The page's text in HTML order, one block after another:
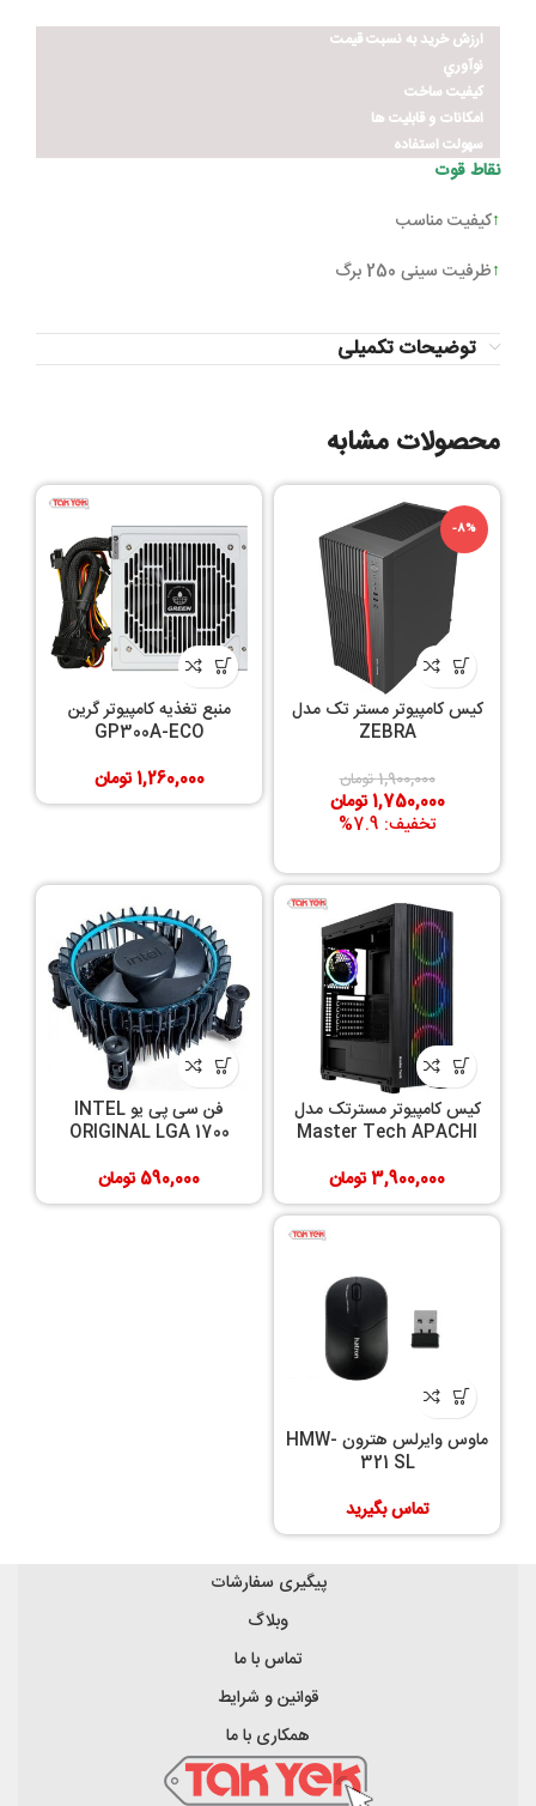
ارزش خريد به نسبت قيمت
نوآوري
کيفيت ساخت
امکانات و قابليت ها
سهولت استفاده
نقاط قوت
↑کيفيت مناسب
↑ظرفیت سینی 250 برگ
توضیحات تکمیلی
محصولات مشابه
-8%
کیس کامپیوتر مستر تک مدل
ZEBRA
1,900,000تومان
1,750,000تومان
تخفیف: 7.9%
منبع تغذيه کامپيوتر گرين
GP300A-ECO
1,260,000تومان
کیس کامپیوتر مسترتک مدل
Master Tech APACHI
3,900,000تومان
فن سی پی یو INTEL
ORIGINAL LGA 1700
590,000 تومان
ماوس وایرلس هترون HMW-
321 SL
تماس بگیرید
پیگیری سفارشات
وبلاگ
تماس با ما
قوانین و شرایط
همکاری با ما